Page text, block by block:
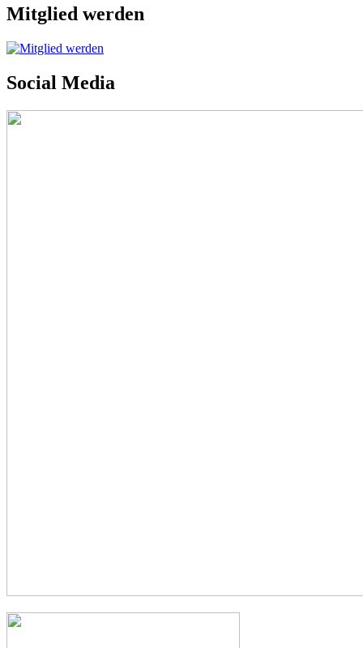
Mitglied werden
Social Media